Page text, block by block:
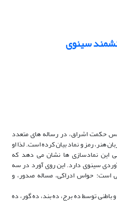
سینوی
حکمت اشراق، در رساله های متعدد
هنر، رمز و نماد بیان کرده است. لذا او
این نمادسازی ها نشان می دهد که
سینوی دارد. این روی آورد در سه
است: حواس ادراکی، مساله صدور، و
توسط ده برج، ده بند، ده گور، ده